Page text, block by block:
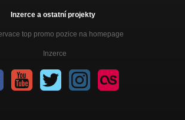
Inzerce a ostatní projekty
top promo pozice na homepage
Inzerce